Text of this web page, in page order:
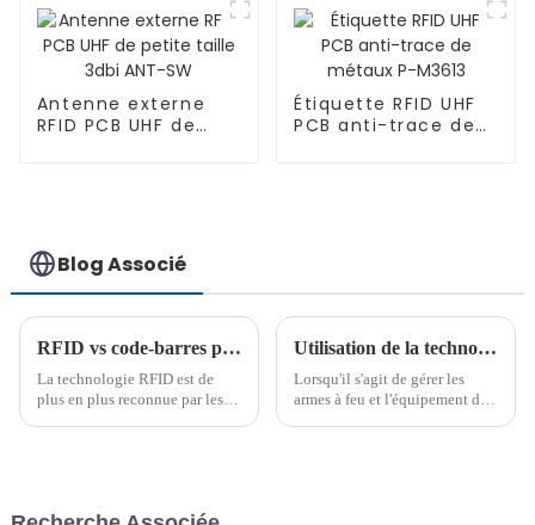
Antenne externe
RFID PCB UHF de
Étiquette RFID UHF
PCB anti-trace de
Blog Associé
RFID vs code-barres pour la gestion moderne des actifs
La technologie RFID est de
plus en plus reconnue par les
stocks. Cependant, le coût plus
Utilisation de la technologie RFID pour gérer les armes à feu et les équipements de sécurité militaires
Lorsqu'il s'agit de gérer les
armes à feu et l'équipement de